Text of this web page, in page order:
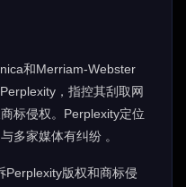
和Merriam-Webster
，指控其刮取网
标侵权。Perplexity定位
多家媒体有纠纷 。
Perplexity版权和商标侵